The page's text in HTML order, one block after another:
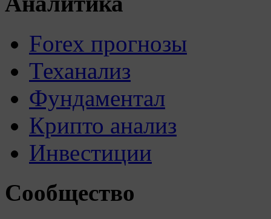
Forex прогнозы
Теханализ
Фундаментал
Крипто анализ
Инвестиции
Сообщество